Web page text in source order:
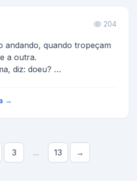
204
andando, quando tropeçam
a outra.
diz: doeu?
→
3 ... 13 →